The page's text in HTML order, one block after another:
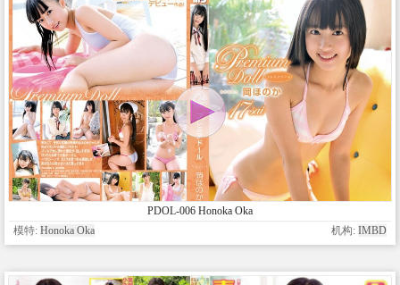
PDOL-006 Honoka Oka
模特: Honoka Oka 机构: IMBD